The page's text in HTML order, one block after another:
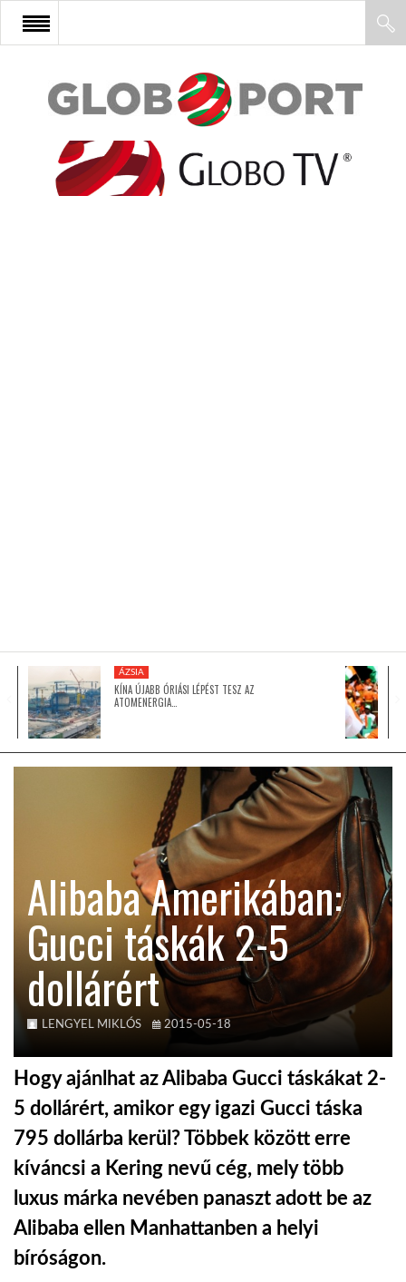
FŐOLDAL
AFRIKA
GLOBOTV BP
TROPICALMAGAZIN
GLOBOTV
AFRIKA TUDÁSTÁR
A NAP SZÉPE
LINKTR.EE
GLOBOZSARU
DOBRAVERO.HU
LATIMO.HU
ÁZSIA
KÍNA ÚJABB ÓRIÁSI LÉPÉST TESZ AZ
ATOMENERGIA…
Alibaba Amerikában:
Gucci táskák 2-5
dollárért
LENGYEL MIKLÓS 2015-05-18
Hogy ajánlhat az Alibaba Gucci táskákat 2-
5 dollárért, amikor egy igazi Gucci táska
795 dollárba kerül? Többek között erre
kíváncsi a Kering nevű cég, mely több
luxus márka nevében panaszt adott be az
Alibaba ellen Manhattanben a helyi
bíróságon.